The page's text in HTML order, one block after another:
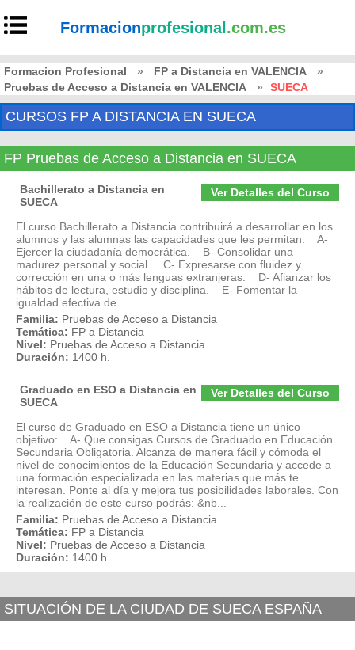
Formacionprofesional .com.es
Formacion Profesional » FP a Distancia en VALENCIA
»
Pruebas de Acceso a Distancia en VALENCIA
» SUECA
CURSOS FP A DISTANCIA EN SUECA
FP Pruebas de Acceso a Distancia en SUECA
Ver Detalles del Curso
Bachillerato a Distancia en
SUECA
El curso Bachillerato a Distancia contribuirá a desarrollar en los
alumnos y las alumnas las capacidades que les permitan: A-
Ejercer la ciudadanía democrática. B- Consolidar una
madurez personal y social. C- Expresarse con fluidez y
corrección en una o más lenguas extranjeras. D- Afianzar los
hábitos de lectura, estudio y disciplina. E- Fomentar la
igualdad efectiva de ...
Familia: Pruebas de Acceso a Distancia
Temática: FP a Distancia
Nivel: Pruebas de Acceso a Distancia
Duración: 1400 h.
Ver Detalles del Curso
Graduado en ESO a Distancia en
SUECA
El curso de Graduado en ESO a Distancia tiene un único
objetivo: A- Que consigas Cursos de Graduado en Educación
Secundaria Obligatoria. Alcanza de manera fácil y cómoda el
nivel de conocimientos de la Educación Secundaria y accede a
una formación especializada en las materias que más te
interesan. Ponte al día y mejora tus posibilidades laborales. Con
la realización de este curso podrás: &nb...
Familia: Pruebas de Acceso a Distancia
Temática: FP a Distancia
Nivel: Pruebas de Acceso a Distancia
Duración: 1400 h.
SITUACIÓN DE LA CIUDAD DE SUECA ESPAÑA